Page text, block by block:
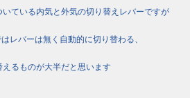
ている内気と外気の切り替えレバーですが
レバーは無く自動的に切り替わる、
るものが大半だと思います